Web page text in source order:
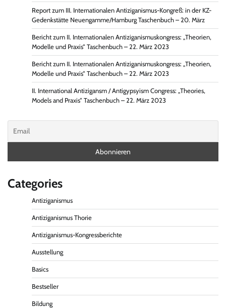
Report zum III. Internationalen Antiziganismus-Kongreß: in der KZ-
Gedenkstätte Neuengamme/Hamburg Taschenbuch – 20. März
Bericht zum II. Internationalen Antiziganismuskongress: „Theorien,
Modelle und Praxis“ Taschenbuch – 22. März 2023
Bericht zum II. Internationalen Antiziganismuskongress: „Theorien,
Modelle und Praxis“ Taschenbuch – 22. März 2023
II. International Antizigansm / Antigypsyism Congress: „Theories,
Models and Praxis“ Taschenbuch – 22. März 2023
Categories
Antiziganismus
Antiziganismus Thorie
Antiziganismus-Kongressberichte
Ausstellung
Basics
Bestseller
Bildung